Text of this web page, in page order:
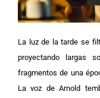
La luz de la tarde se
proyectando largas
fragmentos de una
La voz de Arnold